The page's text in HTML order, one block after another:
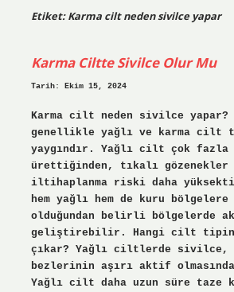
Etiket:Karma cilt neden sivilce yapar
Karma Ciltte Sivilce Olur Mu
Tarih: Ekim 15, 2024
Karma cilt neden sivilce yapar?
genellikle yağlı ve karma cilt
yaygındır. Yağlı cilt çok fazla
ürettiğinden, tıkalı gözenekler
iltihaplanma riski daha
hem yağlı hem de kuru bölgelere
olduğundan belirli bölgelerde
geliştirebilir. Hangi cilt
çıkar? Yağlı ciltlerde
bezlerinin aşırı aktif
Yağlı cilt daha uzun süre taze